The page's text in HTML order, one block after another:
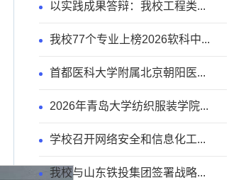
以实践成果答辩：我校工程类...
我校77个专业上榜2026软科中...
首都医科大学附属北京朝阳医...
2026年青岛大学纺织服装学院...
学校召开网络安全和信息化工...
我校与山东铁投集团签署战略...